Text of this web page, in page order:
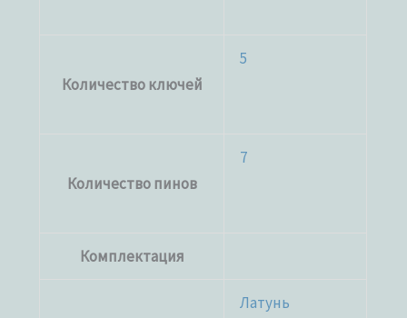
Количество ключей
5
Количество пинов
7
Комплектация
Латунь